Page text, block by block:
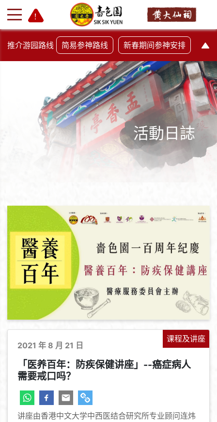
+
推介游园路线 简易参神路线 新春期间参神安排
活動日誌
课程及讲座
2021 年 8 月 21 日
「医养百年：防疾保健讲座」--癌症病⼈
需要戒口吗？
讲座由香港中文大学中西医结合研究所专业顾问连炜